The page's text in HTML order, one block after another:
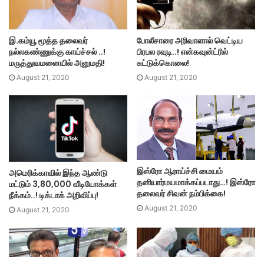
இ.கம்யூ மூத்த தலைவர்
நல்லகண்ணுக்கு காய்ச்சல் ..!
மருத்துவமனையில் அனுமதி!
August 21, 2020
போலீசாரை அரிவாளால் வெட்டிய
பிரபல ரவுடி..! என்கவுன்ட்ரில்
சுட்டுக்கொலை!
August 21, 2020
அமெரிக்காவில் இந்த ஆண்டு
மட்டும் 3,80,000 வீடியோக்கள்
நீக்கம்..! டிக்டாக் அறிவிப்பு!
August 21, 2020
இஸ்ரோ ஆராய்ச்சி மையம்
தனியார்மயமாக்கப்படாது…! இஸ்ரோ
தலைவர் சிவன் நம்பிக்கை!
August 21, 2020